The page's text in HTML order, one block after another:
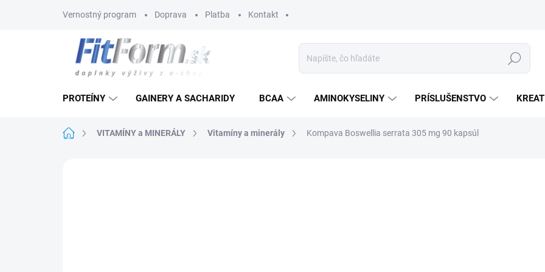
Vernostný program Doprava Platba Kontakt
Hľadať
PROTEÍNY GAINERY A SACHARIDY BCAA AMINOKYSELINY PRÍSLUŠENSTVO
DomovVITAMÍNY a MINERÁLY Vitamíny a minerály Kompava Boswellia serrata 305 mg 90 kapsúl